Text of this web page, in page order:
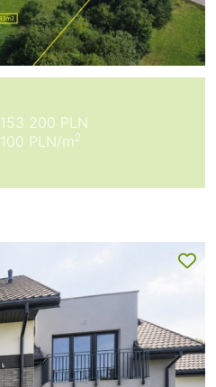
153 200 PLN
100 PLN/m2